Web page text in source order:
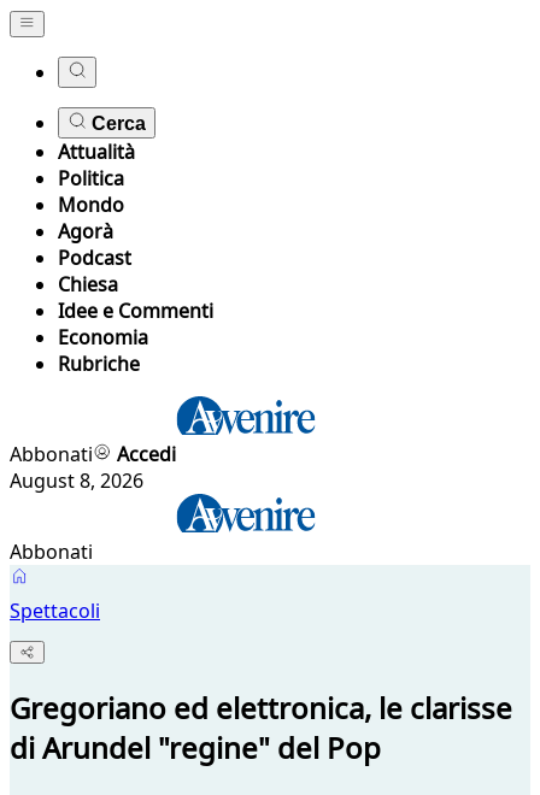
Cerca
Attualità
Politica
Mondo
Agorà
Podcast
Chiesa
Idee e Commenti
Economia
Rubriche
Abbonati
Accedi
August 8, 2026
Abbonati
Spettacoli
Gregoriano ed elettronica, le clarisse
di Arundel "regine" del Pop